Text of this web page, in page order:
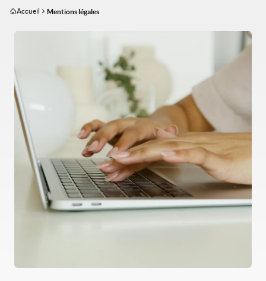
Aller
contenu
Accueil Mentions légales